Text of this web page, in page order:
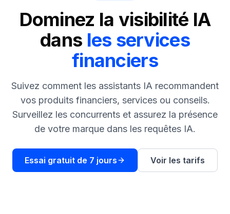
Engine
Analyse
concurrentielle
Intelligence
clés
Solutions
Ressources
Tarifs
Réserver
démo
Dominez la visibilité IA
dans les services
financiers
Suivez comment les assistants IA recommandent
vos produits financiers, services ou conseils.
Surveillez les concurrents et assurez la présence
de votre marque dans les requêtes IA.
Essai gratuit de 7 jours Voir les tarifs